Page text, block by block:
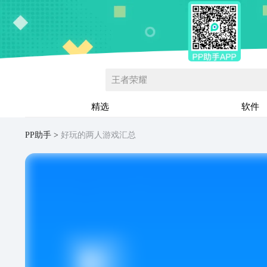
王者荣耀
精选 软件
PP助手 好玩的两人游戏汇总